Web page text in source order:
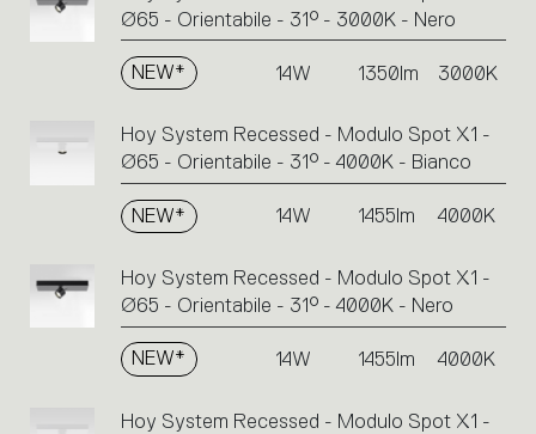
Ø65 - Orientabile - 31° - 3000K - Nero
NEW* 14W 1350lm 3000K
Hoy System Recessed - Modulo Spot X1 -
Ø65 - Orientabile - 31° - 4000K - Bianco
NEW* 14W 1455lm 4000K
Hoy System Recessed - Modulo Spot X1 -
Ø65 - Orientabile - 31° - 4000K - Nero
NEW* 14W 1455lm 4000K
Hoy System Recessed - Modulo Spot X1 -